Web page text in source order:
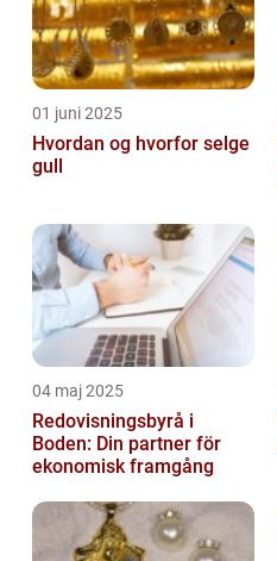
01 juni 2025
Hvordan og hvorfor selge
gull
04 maj 2025
Redovisningsbyrå i
Boden: Din partner för
ekonomisk framgång